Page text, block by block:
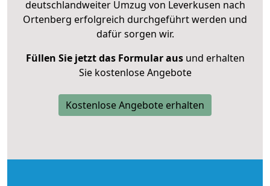
deutschlandweiter Umzug von Leverkusen nach
Ortenberg erfolgreich durchgeführt werden und
dafür sorgen wir.
Füllen Sie jetzt das Formular ausund erhalten
Sie kostenlose Angebote
Kostenlose Angebote erhalten